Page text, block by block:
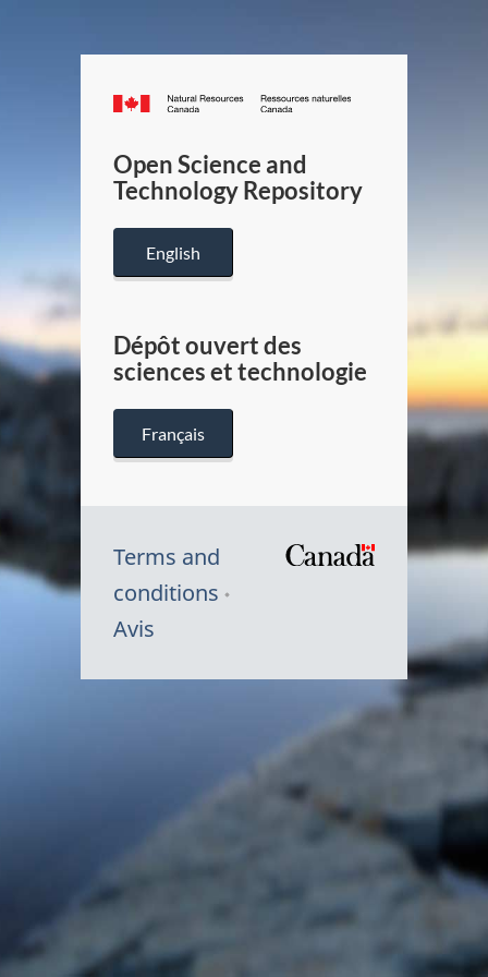
Canada.ca
/
Canada
Open Science and
Technology Repository
English
Dépôt ouvert des
sciences et technologie
Français
Terms and
conditions
Avis
du